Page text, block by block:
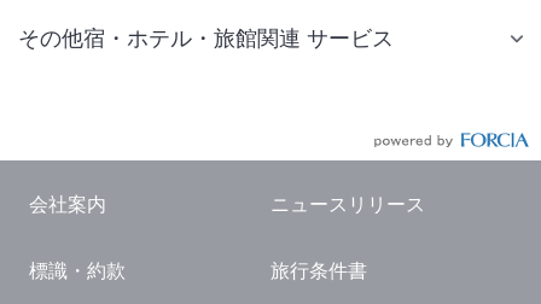
その他宿・ホテル・旅館関連 サービス
国内観光ガイド
会社案内 ニュースリリース
標識・約款 旅行条件書